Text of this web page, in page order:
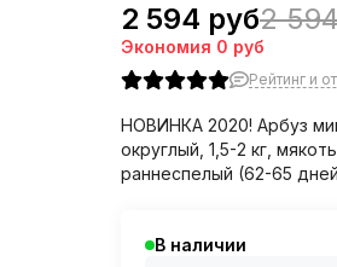
2 594 руб2
Экономия 0 руб
Рейтинг и
НОВИНКА 2020! Арбуз
округлый, 1,5-2 кг,
раннеспелый (62-65
В наличии